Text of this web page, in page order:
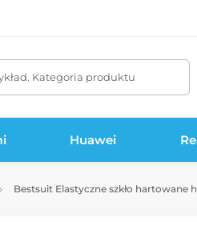
Kategoria produktu
Huawei
Bestsuit Elastyczne szkło hartowane